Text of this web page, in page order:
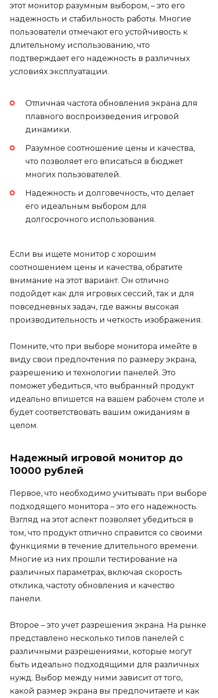
этот монитор разумным выбором, – это его
надежность и стабильность работы. Многие
пользователи отмечают его устойчивость к
длительному использованию, что
подтверждает его надежность в различных
условиях эксплуатации.
Отличная частота обновления экрана для
плавного воспроизведения игровой
динамики.
Разумное соотношение цены и качества,
что позволяет его вписаться в бюджет
многих пользователей.
Надежность и долговечность, что делает
его идеальным выбором для
долгосрочного использования.
Если вы ищете монитор с хорошим
соотношением цены и качества, обратите
внимание на этот вариант. Он отлично
подойдет как для игровых сессий, так и для
повседневных задач, где важны высокая
производительность и четкость изображения.
Помните, что при выборе монитора имейте в
виду свои предпочтения по размеру экрана,
разрешению и технологии панелей. Это
поможет убедиться, что выбранный продукт
идеально впишется на вашем рабочем столе и
будет соответствовать вашим ожиданиям в
целом.
Надежный игровой монитор до
10000 рублей
Первое, что необходимо учитывать при выборе
подходящего монитора – это его надежность.
Взгляд на этот аспект позволяет убедиться в
том, что продукт отлично справится со своими
функциями в течение длительного времени.
Многие из них прошли тестирование на
различных параметрах, включая скорость
отклика, частоту обновления и качество
панели.
Второе – это учет разрешения экрана. На рынке
представлено несколько типов панелей с
различными разрешениями, которые могут
быть идеально подходящими для различных
нужд. Выбор между ними зависит от того,
какой размер экрана вы предпочитаете и как